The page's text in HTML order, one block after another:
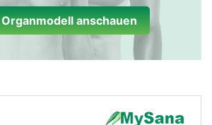
Organmodell anschauen